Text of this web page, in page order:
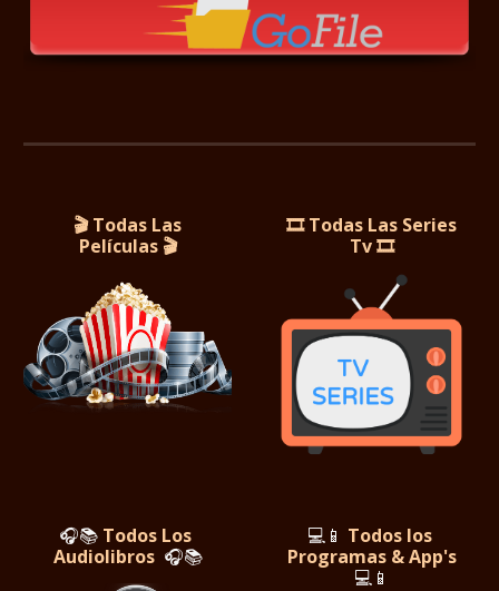
🎬 Todas Las
Películas🎬
🎞️ Todas Las Series
Tv 🎞️
🎧📚 Todos Los
Audiolibros 🎧📚
💻📱 Todos los
Programas & App's
💻📱